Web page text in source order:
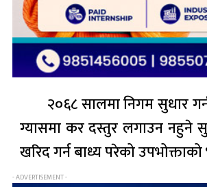
२०६८ सालमा निगम सुधार
ग्यासमा कर दस्तुर लगाउन नहुने
खरिद गर्न बाध्य परेको
- ADVERTISEMENT -